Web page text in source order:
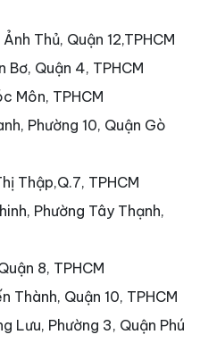
Thủ, Quận 12,TPHCM
Quận 4, TPHCM
Môn, TPHCM
Phường 10, Quận Gò
Thập,Q.7, TPHCM
Phường Tây Thạnh,
8, TPHCM
Thành, Quận 10, TPHCM
Lưu, Phường 3, Quận Phú